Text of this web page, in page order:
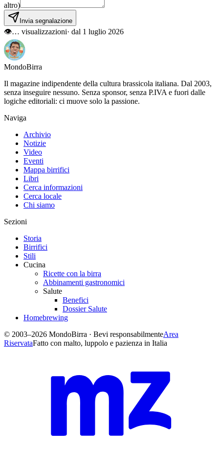
altro)
Invia segnalazione
👁… visualizzazioni· dal 1 luglio 2026
MondoBirra
Il magazine indipendente della cultura brassicola italiana. Dal 2003,
senza inseguire nessuno. Senza sponsor, senza P.IVA e fuori dalle
logiche editoriali: ci muove solo la passione.
Naviga
Archivio
Notizie
Video
Eventi
Mappa birrifici
Libri
Cerca informazioni
Cerca locale
Chi siamo
Sezioni
Storia
Birrifici
Stili
Cucina
Ricette con la birra
Abbinamenti gastronomici
Salute
Benefici
Dossier Salute
Homebrewing
© 2003–2026 MondoBirra · Bevi responsabilmenteArea
RiservataFatto con malto, luppolo e pazienza in Italia